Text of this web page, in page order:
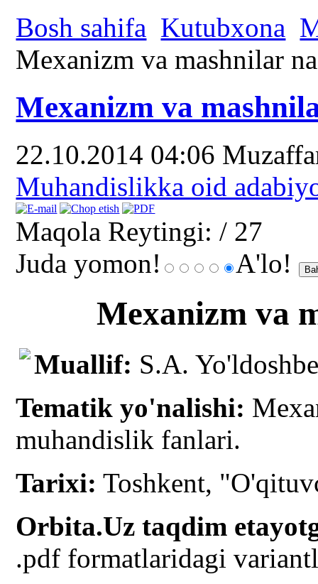
Bosh sahifa Kutubxona
Mexanizm va mashnilar
Mexanizm va
22.10.2014 04:06
Muhandislikka oid
Maqola Reytingi: / 27
Juda yomon!
A'lo!
Mexanizm va
Muallif: S.A.
Tematik yo'nalishi:
muhandislik fanlari.
Tarixi: Toshkent,
Orbita.Uz taqdim
.pdf formatlaridagi